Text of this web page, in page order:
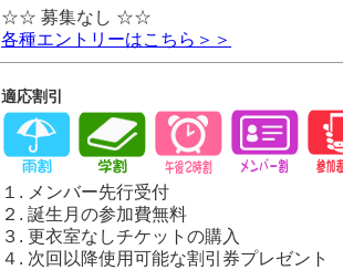
☆☆ 募集なし ☆☆
各種エントリーはこちら＞＞
適応割引
１. メンバー先行受付
２. 誕生月の参加費無料
３. 更衣室なしチケットの購入
４. 次回以降使用可能な割引券プレゼント